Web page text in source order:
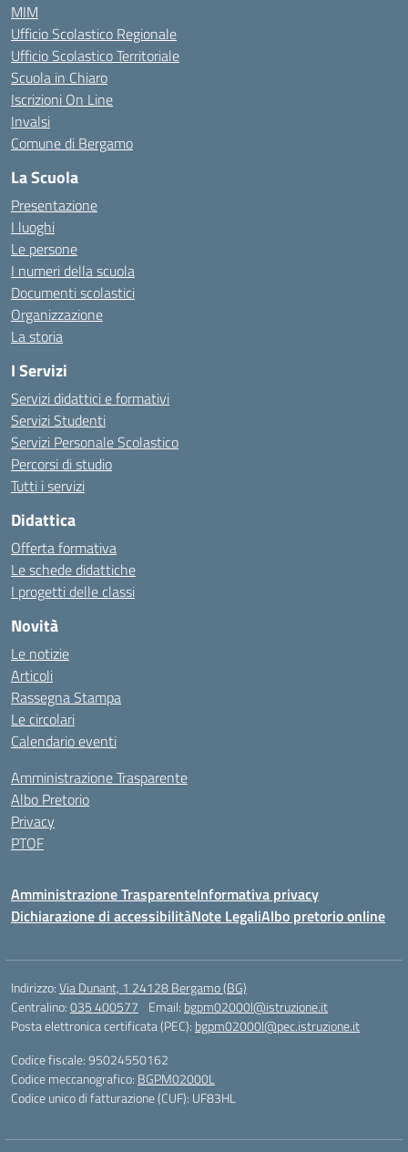
MIM
Ufficio Scolastico Regionale
Ufficio Scolastico Territoriale
Scuola in Chiaro
Iscrizioni On Line
Invalsi
Comune di Bergamo
La Scuola
Presentazione
I luoghi
Le persone
I numeri della scuola
Documenti scolastici
Organizzazione
La storia
I Servizi
Servizi didattici e formativi
Servizi Studenti
Servizi Personale Scolastico
Percorsi di studio
Tutti i servizi
Didattica
Offerta formativa
Le schede didattiche
I progetti delle classi
Novità
Le notizie
Articoli
Rassegna Stampa
Le circolari
Calendario eventi
Amministrazione Trasparente
Albo Pretorio
Privacy
PTOF
Amministrazione TrasparenteInformativa privacy
Dichiarazione di accessibilitàNote LegaliAlbo pretorio online
Indirizzo:Via Dunant, 1 24128 Bergamo (BG)
Centralino:035 400577 Email: bgpm02000l@istruzione.it
Posta elettronica certificata (PEC): bgpm02000l@pec.istruzione.it
Codice fiscale: 95024550162
Codice meccanografico: BGPM02000L
Codice unico di fatturazione (CUF): UF83HL